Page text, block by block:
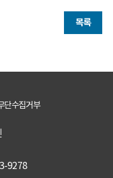
목록
단수집거부
9278